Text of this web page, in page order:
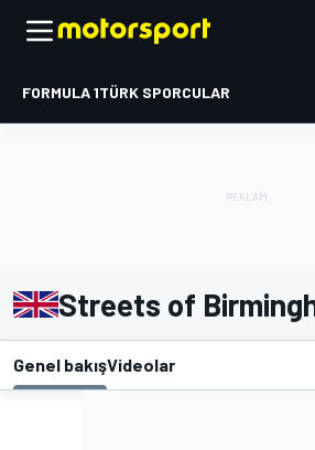
FORMULA 1TÜRK SPORCULAR
Streets of
Genel bakışVideolar